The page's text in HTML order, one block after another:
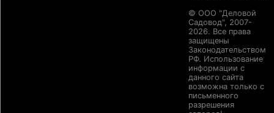
© ООО "Деловой
Садовод", 2007-
2026. Все права
защищены
Законодательством
РФ. Использование
информации с
данного сайта
возможна только с
письменного
разрешения